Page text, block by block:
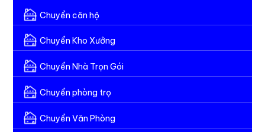
Chuyển căn hộ
Chuyển Kho Xưởng
Chuyển Nhà Trọn Gói
Chuyển phòng trọ
Chuyển Văn Phòng